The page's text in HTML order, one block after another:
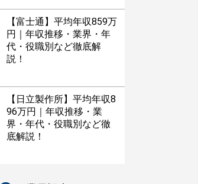
【富士通】平均年収859万
円｜年収推移・業界・年
代・役職別など徹底解
説！
【日立製作所】平均年収8
96万円｜年収推移・業
界・年代・役職別など徹
底解説！